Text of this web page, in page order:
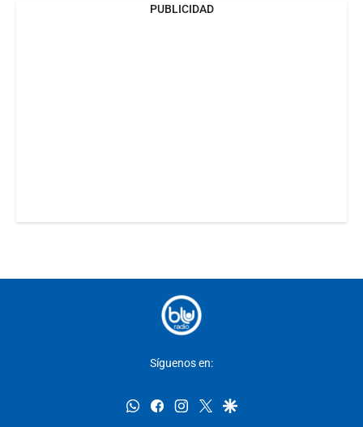
PUBLICIDAD
Síguenos en:
whatsappfacebookinstagram
twittergoogle